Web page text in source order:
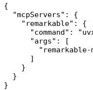
{
  "mcpServers": {
    "remarkable": {
"command":
      "args": [
"remarkable-
      ]
    }
  }
}